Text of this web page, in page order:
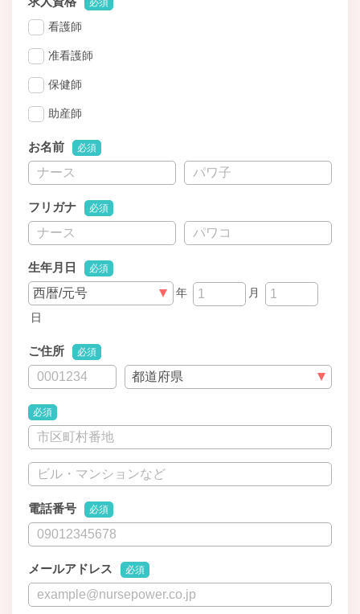
看護師
准看護師
保健師
助産師
お名前 必須
フリガナ 必須
生年月日 必須
年
月
日
ご住所 必須
必須
電話番号 必須
メールアドレス 必須